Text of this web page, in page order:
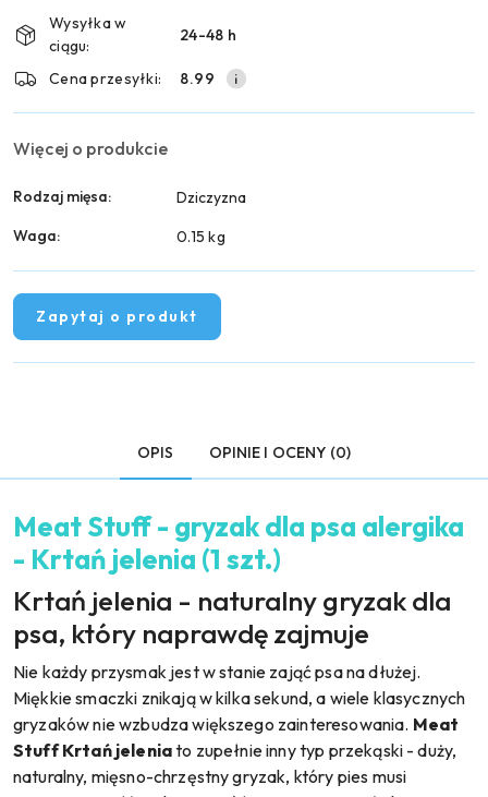
dostawa
Wysyłka w
ciągu:
24-48 h
Cena przesyłki: 8.99
Więcej o produkcie
Rodzaj mięsa:
Dziczyzna
Waga:
0.15 kg
Zapytaj o produkt
OPIS OPINIE I OCENY (0)
Meat Stuff - gryzak dla psa alergika
- Krtań jelenia (1 szt.)
Krtań jelenia - naturalny gryzak dla
psa, który naprawdę zajmuje
Nie każdy przysmak jest w stanie zająć psa na dłużej.
Miękkie smaczki znikają w kilka sekund, a wiele klasycznych
gryzaków nie wzbudza większego zainteresowania. Meat
Stuff Krtań jeleniato zupełnie inny typ przekąski - duży,
naturalny, mięsno-chrzęstny gryzak, który pies musi